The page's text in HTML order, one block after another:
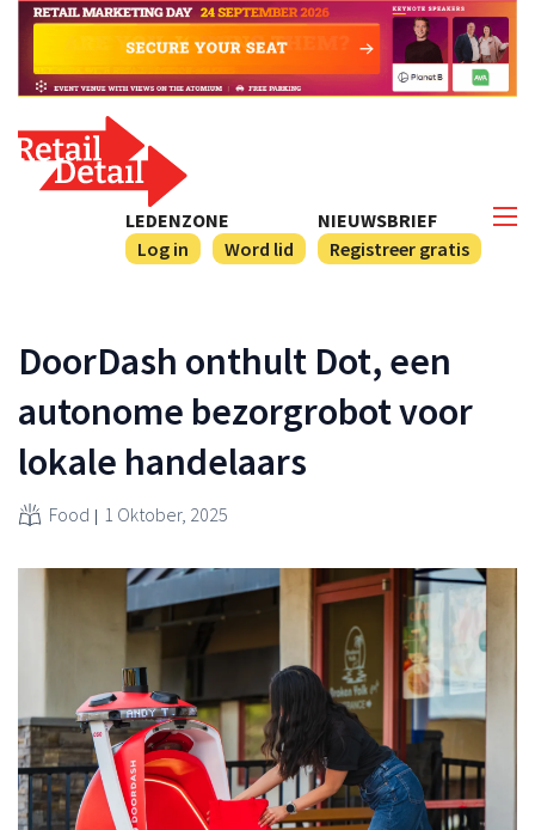
NIEUWSBRIEF
Registreer gratis
LEDENZONE
Log in
Word lid
DoorDash onthult Dot, een
autonome bezorgrobot voor
lokale handelaars
Food 1 Oktober, 2025